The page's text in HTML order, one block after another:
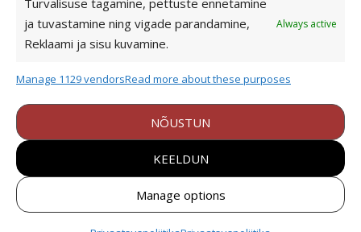
Turvalisuse tagamine, pettuste ennetamine
ja tuvastamine ning vigade parandamine,
Reklaami ja sisu kuvamine.
Always active
Manage 1129 vendorsRead more about these purposes
NÕUSTUN
KEELDUN
Manage options
Edasimüüjad ja paigaldajad
Eternit ja Cedral ladustamine
Dokumendid
Cedral tehnilised joonised
+372 1900
bestor@bestor.ee
Valdeku tn 168, 11217 Tallinn
Tööstuse tee 3, Tõrvandi, Tartumaa